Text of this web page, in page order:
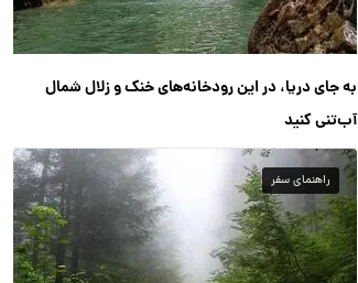
به جای دریا، در این رودخانه‌های خنک و زلال شمال
آب‌تنی کنید
راهنمای سفر